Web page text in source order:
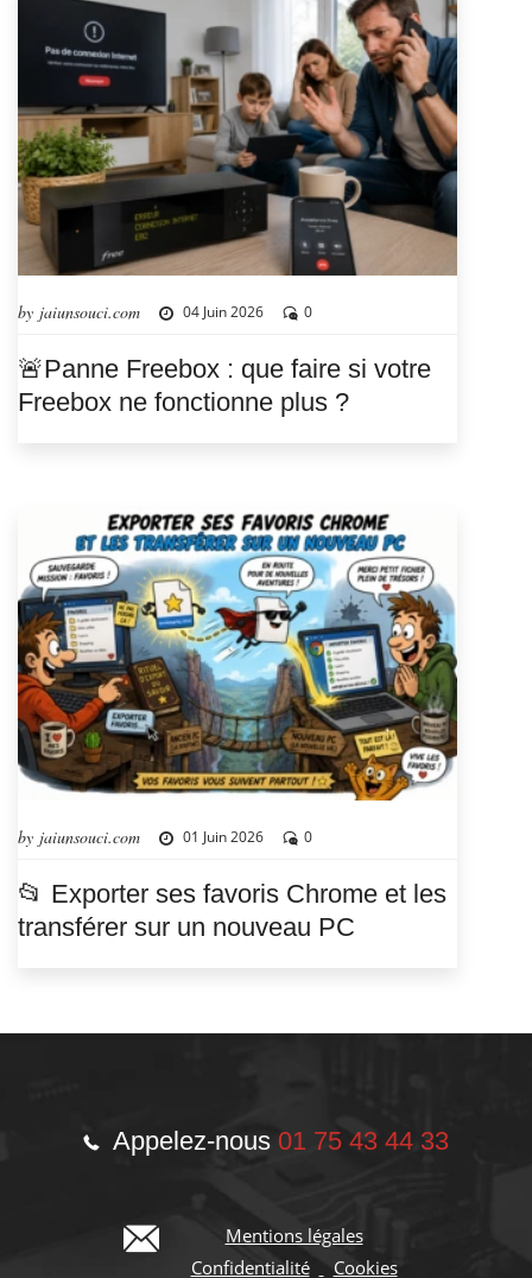
by jaiunsouci.com 04 Juin 2026 0
🚨Panne Freebox : que faire si votre
Freebox ne fonctionne plus ?
by jaiunsouci.com 01 Juin 2026 0
📂 Exporter ses favoris Chrome et les
transférer sur un nouveau PC
Appelez-nous 01 75 43 44 33
Mentions légales
Confidentialité
Cookies